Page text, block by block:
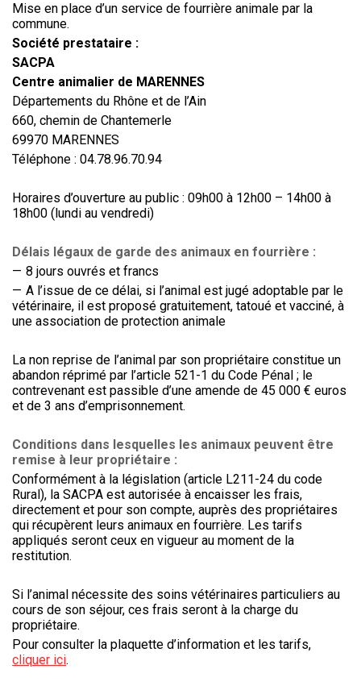
Mise en place d’un service de fourrière animale par la
commune.
Société prestataire :
SACPA
Centre animalier de MARENNES
Départements du Rhône et de l’Ain
660, chemin de Chantemerle
69970 MARENNES
Téléphone : 04.78.96.70.94
Horaires d’ouverture au public : 09h00 à 12h00 – 14h00 à
18h00 (lundi au vendredi)
Délais légaux de garde des animaux en fourrière :
8 jours ouvrés et francs
A l’issue de ce délai, si l’animal est jugé adoptable par le
vétérinaire, il est proposé gratuitement, tatoué et vacciné, à
une association de protection animale
La non reprise de l’animal par son propriétaire constitue un
abandon réprimé par l’article 521-1 du Code Pénal ; le
contrevenant est passible d’une amende de 45 000 € euros
et de 3 ans d’emprisonnement.
Conditions dans lesquelles les animaux peuvent être
remise à leur propriétaire :
Conformément à la législation (article L211-24 du code
Rural), la SACPA est autorisée à encaisser les frais,
directement et pour son compte, auprès des propriétaires
qui récupèrent leurs animaux en fourrière. Les tarifs
appliqués seront ceux en vigueur au moment de la
restitution.
Si l’animal nécessite des soins vétérinaires particuliers au
cours de son séjour, ces frais seront à la charge du
propriétaire.
Pour consulter la plaquette d’information et les tarifs,
cliquer ici.